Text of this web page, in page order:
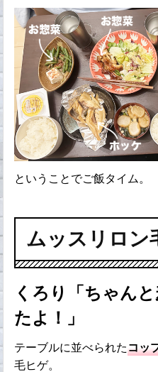
ということでご飯タイム。
ムッスリロン
くろり「ちゃん
たよ！」
テーブルに並べられたコッ
毛ヒゲ。